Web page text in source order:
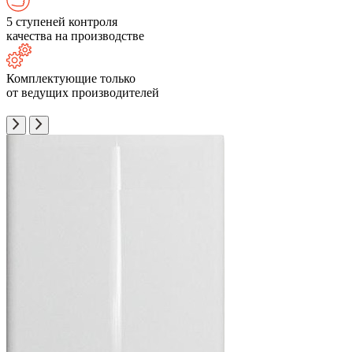
5 ступеней контроля
качества на производстве
Комплектующие только
от ведущих производителей